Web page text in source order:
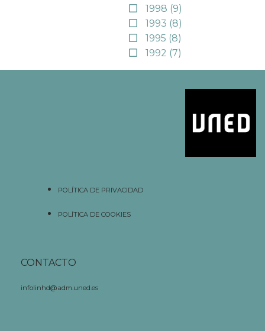
1998 (9)
1993 (8)
1995 (8)
1992 (7)
POLÍTICA DE PRIVACIDAD
POLÍTICA DE COOKIES
CONTACTO
infolinhd@adm.uned.es